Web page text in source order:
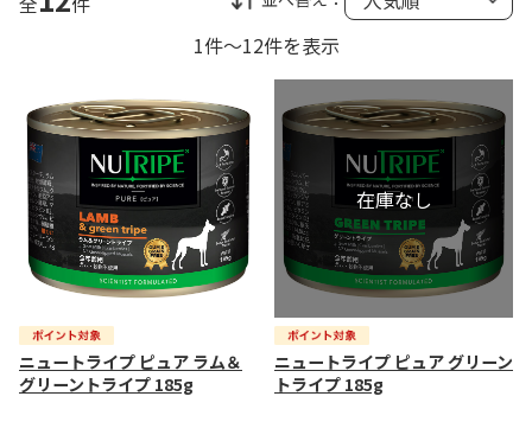
1件～12件を表示
ニュートライプ ピュア ラム＆
グリーントライプ 185g
ニュートライプ ピュア グリーン
トライプ 185g